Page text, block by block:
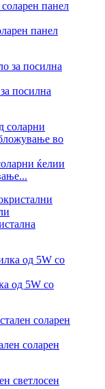
панел
посилна
ќелии
од 5W со
соларен